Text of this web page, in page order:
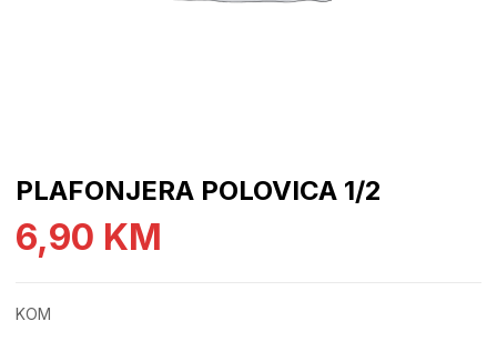
PLAFONJERA POLOVICA 1/2
6,90 KM
KOM